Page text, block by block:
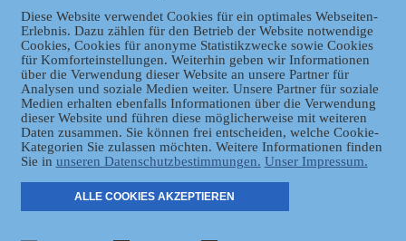
Datenschutz
Diese Website verwendet Cookies für ein optimales Webseiten-
Erlebnis. Dazu zählen für den Betrieb der Website notwendige
Cookies, Cookies für anonyme Statistikzwecke sowie Cookies
für Komforteinstellungen. Weiterhin geben wir Informationen
über die Verwendung dieser Website an unsere Partner für
Analysen und soziale Medien weiter. Unsere Partner für soziale
Medien erhalten ebenfalls Informationen über die Verwendung
dieser Website und führen diese möglicherweise mit weiteren
Daten zusammen. Sie können frei entscheiden, welche Cookie-
Kategorien Sie zulassen möchten. Weitere Informationen finden
Sie in unseren Datenschutzbestimmungen. Unser Impressum.
ALLE COOKIES AKZEPTIEREN